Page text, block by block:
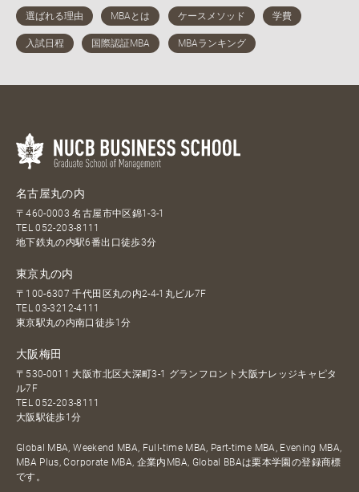
名古屋丸の内
〒460-0003 名古屋市中区錦1-3-1
TEL052-203-8111
地下鉄丸の内駅6番出口徒歩3分
東京丸の内
〒100-6307 千代田区丸の内2-4-1丸ビル7F
TEL03-3212-4111
東京駅丸の内南口徒歩1分
大阪梅田
〒530-0011 大阪市北区大深町3-1 グランフロント大阪ナレッジキャピタ
ル7F
TEL052-203-8111
大阪駅徒歩1分
Global MBA, Weekend MBA, Full-time MBA, Part-time MBA, Evening MBA,
MBA Plus, Corporate MBA, 企業内MBA, Global BBAは栗本学園の登録商標
です。